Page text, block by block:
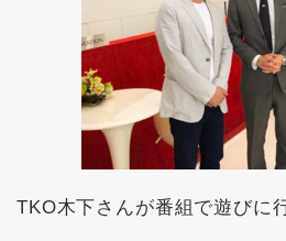
TKO木下さんが番組で遊びに